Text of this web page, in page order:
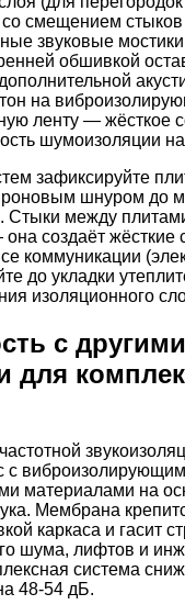
со смещением
звуковые
обшивкой
на
ленту — жёсткое
шумоизоляции
зафиксируйте
шнуром до
между
создаёт жёсткие
коммуникации
до укладки
изоляционного
с другими
для
с
материалами на
Мембрана
каркаса и гасит
шума, лифтов и
система
48-54 дБ.